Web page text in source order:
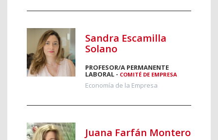
Sandra Escamilla
Solano
PROFESOR/A PERMANENTE
LABORAL - COMITÉ DE EMPRESA
Economía de la Empresa
Juana Farfán Montero